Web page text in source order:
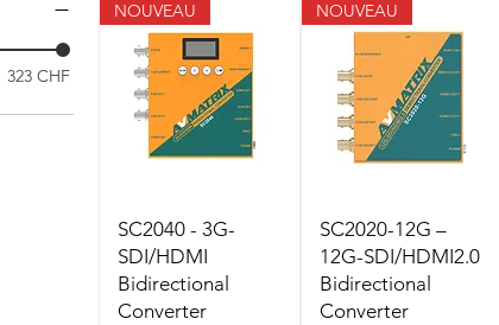
323 CHF
NOUVEAU
SC2040 - 3G-
SDI/HDMI
Bidirectional
Converter
NOUVEAU
SC2020-12G –
12G-SDI/HDMI2.0
Bidirectional
Converter